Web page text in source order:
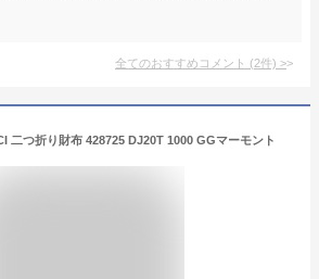
全てのおすすめコメント (2件) >
二つ折り財布 428725 DJ20T 1000 GGマーモント